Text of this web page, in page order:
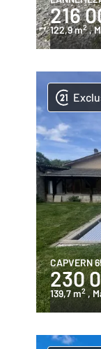
216
122,9 m2 ,
CAPVERN
230
139,7 m2 ,